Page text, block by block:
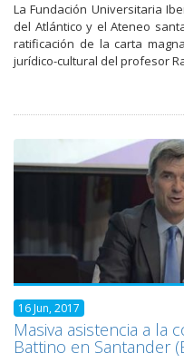
La Fundación Universitaria
del Atlántico y el Ateneo
ratificación de la carta
jurídico-cultural del profesor
16 Jun, 2017
Masiva asistencia a la
Battino en Santander